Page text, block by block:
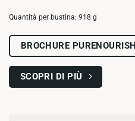
Quantità per bustina: 918 g
BROCHURE PURENOURISH
SCOPRI DI PIÙ